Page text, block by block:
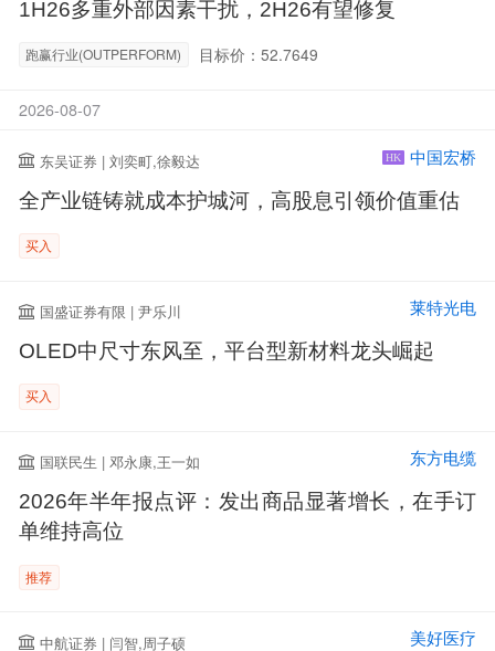
1H26多重外部因素干扰，2H26有望修复
跑赢行业(OUTPERFORM) 目标价：52.7649
2026-08-07
东吴证券 | 刘奕町,徐毅达 HK 中国宏桥
全产业链铸就成本护城河，高股息引领价值重估
买入
国盛证券有限 | 尹乐川 莱特光电
OLED中尺寸东风至，平台型新材料龙头崛起
买入
国联民生 | 邓永康,王一如 东方电缆
2026年半年报点评：发出商品显著增长，在手订
单维持高位
推荐
中航证券 | 闫智,周子硕 美好医疗